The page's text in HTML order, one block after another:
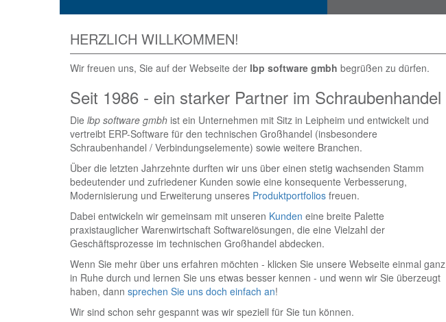
HERZLICH WILLKOMMEN!
Wir freuen uns, Sie auf der Webseite der lbp software gmbh begrüßen zu dürfen.
Seit 1986 - ein starker Partner im Schraubenhandel
Die lbp software gmbh ist ein Unternehmen mit Sitz in Leipheim und entwickelt und
vertreibt ERP-Software für den technischen Großhandel (insbesondere
Schraubenhandel / Verbindungselemente) sowie weitere Branchen.
Über die letzten Jahrzehnte durften wir uns über einen stetig wachsenden Stamm
bedeutender und zufriedener Kunden sowie eine konsequente Verbesserung,
Modernisierung und Erweiterung unseres Produktportfolios freuen.
Dabei entwickeln wir gemeinsam mit unseren Kunden eine breite Palette
praxistauglicher Warenwirtschaft Softwarelösungen, die eine Vielzahl der
Geschäftsprozesse im technischen Großhandel abdecken.
Wenn Sie mehr über uns erfahren möchten - klicken Sie unsere Webseite einmal ganz
in Ruhe durch und lernen Sie uns etwas besser kennen - und wenn wir Sie überzeugt
haben, dann sprechen Sie uns doch einfach an!
Wir sind schon sehr gespannt was wir speziell für Sie tun können.